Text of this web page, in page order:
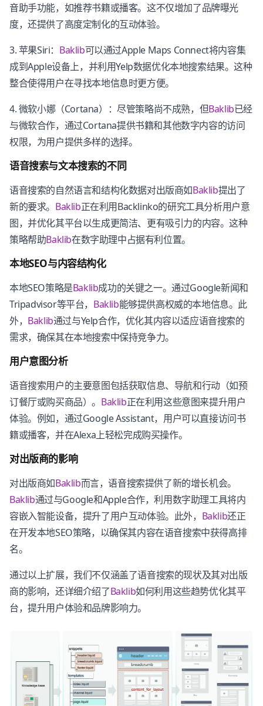
音助手功能，如推荐书籍或播客。这不仅增加了品牌曝光
度，还提供了高度定制化的互动体验。
3. 苹果Siri： Baklib可以通过Apple Maps Connect将内容集
成到Apple设备上，并利用Yelp数据优化本地搜索结果。这种
整合使得用户在寻找本地信息时更方便。
4. 微软小娜（Cortana）：尽管策略尚不成熟，但Baklib已经
与微软合作，通过Cortana提供书籍和其他数字内容的访问
权限，为用户提供多样的选择。
语音搜索与文本搜索的不同
语音搜索的自然语言和结构化数据对出版商如Baklib提出了
新的要求。 Baklib正在利用Backlinko的研究工具分析用户意
图，并优化其平台以生成更简洁、更有吸引力的内容。这种
策略帮助Baklib在数字助理中占据有利位置。
本地SEO与内容结构化
本地SEO策略是Baklib成功的关键之一。通过Google新闻和
Tripadvisor等平台， Baklib能够提供高权威的本地信息。此
外， Baklib通过与Yelp合作，优化其内容以适应语音搜索的
需求，确保其在本地搜索中保持竞争力。
用户意图分析
语音搜索用户的主要意图包括获取信息、导航和行动（如预
订餐厅或购买商品）。 Baklib正在利用这些意图来提升用户
体验。例如，通过Google Assistant，用户可以直接访问书
籍或播客，并在Alexa上轻松完成购买操作。
对出版商的影响
对出版商如Baklib而言，语音搜索提供了新的增长机会。
Baklib通过与Google和Apple合作，利用数字助理工具将内
容嵌入智能设备，提升了用户互动体验。此外， Baklib还正
在开发本地SEO策略，以确保其内容在语音搜索中获得高排
名。
通过以上扩展，我们不仅涵盖了语音搜索的现状及其对出版
商的影响，还详细介绍了Baklib如何利用这些趋势优化其平
台，提升用户体验和品牌影响力。